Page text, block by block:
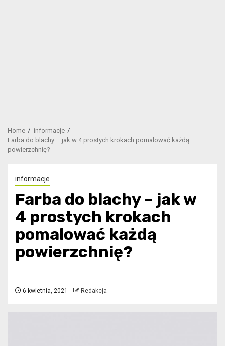
Home
informacje
Farba do blachy – jak w 4 prostych krokach pomalować każdą
powierzchnię?
informacje
Farba do blachy – jak w
4 prostych krokach
pomalować każdą
powierzchnię?
6 kwietnia, 2021 Redakcja